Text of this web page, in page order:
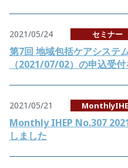
2021/05/24 セミナー
第7回 地域包括ケアシステ
（2021/07/02）の申込受付
2021/05/21
Monthly IHEP No.307
しました